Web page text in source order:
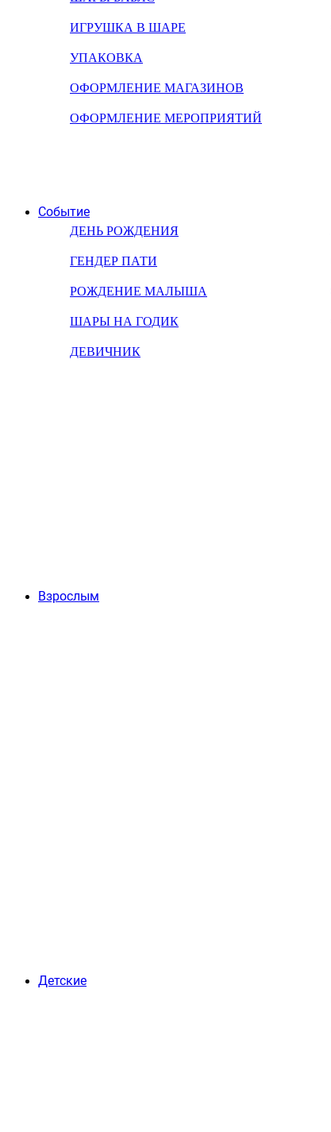
ИГРУШКА В ШАРЕ
УПАКОВКА
ОФОРМЛЕНИЕ МАГАЗИНОВ
ОФОРМЛЕНИЕ МЕРОПРИЯТИЙ
Событие
ДЕНЬ РОЖДЕНИЯ
ГЕНДЕР ПАТИ
РОЖДЕНИЕ МАЛЫША
ШАРЫ НА ГОДИК
ДЕВИЧНИК
Взрослым
Детские